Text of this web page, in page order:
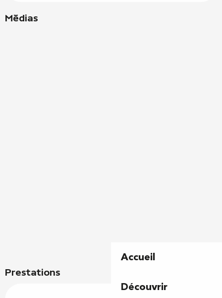
Accueil
Découvrir
Prestations
Médias